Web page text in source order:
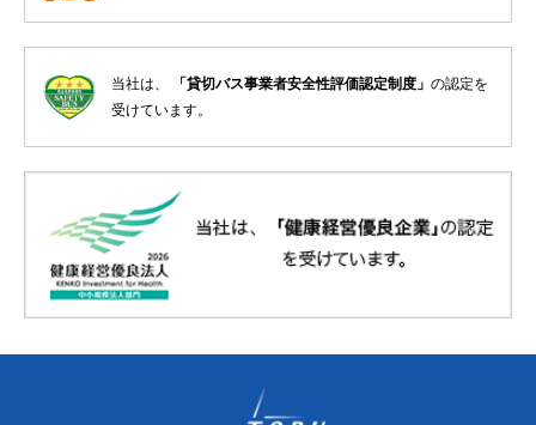
当社は、 「貸切バス事業者安全性評価認定制度」 の認定を
受けています。